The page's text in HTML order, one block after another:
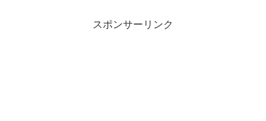
スポンサーリンク